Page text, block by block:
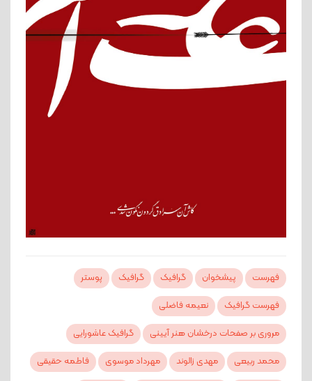
فهرست پیشخوان گرافیک گرافیک
پوستر
فهرست گرافیک
نعیمه فاضلی
مروری بر صفحات درخشان هنر آیینی
گرافیک عاشورایی
محمد ربیعی
مهدی زالوند مهرداد موسوی
فاطمه حقیقی